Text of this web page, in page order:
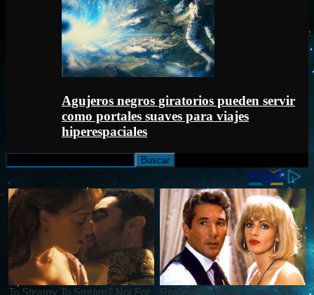
Agujeros negros giratorios pueden servir
como portales suaves para viajes
hiperespaciales